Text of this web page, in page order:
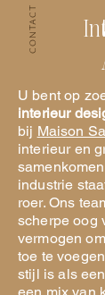
CONTACT
U bent op
interieur
bij Maison
interieur en
industrie
roer. Ons
scherpe oog
vermogen
toe te
stijl is als